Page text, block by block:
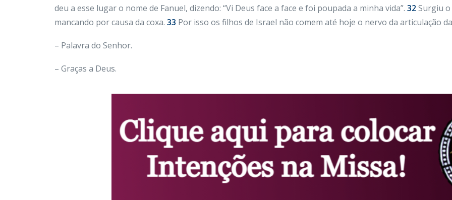
deu a esse lugar o nome de Fanuel, dizendo: “Vi Deus face a face e foi poupada a minha vida”. 32Surgiu o
mancando por causa da coxa. 33 Por isso os filhos de Israel não comem até hoje o nervo da articulação
– Palavra do Senhor.
– Graças a Deus.